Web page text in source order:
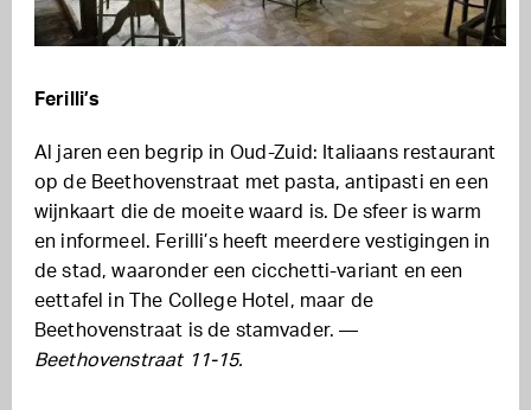
Ferilli’s
Al jaren een begrip in Oud-Zuid: Italiaans restaurant
op de Beethovenstraat met pasta, antipasti en een
wijnkaart die de moeite waard is. De sfeer is warm
en informeel. Ferilli’s heeft meerdere vestigingen in
de stad, waaronder een cicchetti-variant en een
eettafel in The College Hotel, maar de
Beethovenstraat is de stamvader. —
Beethovenstraat 11-15.